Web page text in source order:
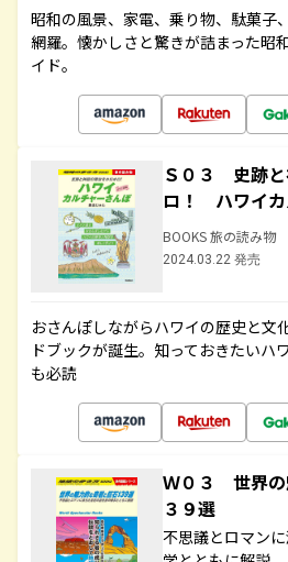
昭和の風景、家電、乗り物、駄菓子
網羅。懐かしさと驚きが詰まった昭
イド。
Ｓ０３ 史跡と
ロ！ ハワイカ
BOOKS 旅の読み物
2024.03.22 発売
おさんぽしながらハワイの歴史と文
ドブックが誕生。知っておきたいハ
も必読
Ｗ０３ 世界の
３９選
不思議とロマン